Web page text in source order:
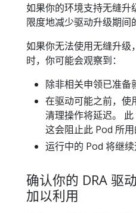
如果你的环境支持无缝升
限度地减少驱动升级期间
如果你无法使用无缝升级
时，你可能会观察到：
除非相关申领已准备
在驱动可能之前，使
清理操作将延迟。 此
这会阻止此 Pod 所用
运行中的 Pod 将继续
确认你的 DRA 驱
加以利用